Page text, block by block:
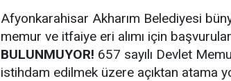
Afyonkarahisar Akharım Belediyesi
memur ve itfaiye eri alımı için
BULUNMUYOR! 657 sayılı Devlet
istihdam edilmek üzere açıktan atama